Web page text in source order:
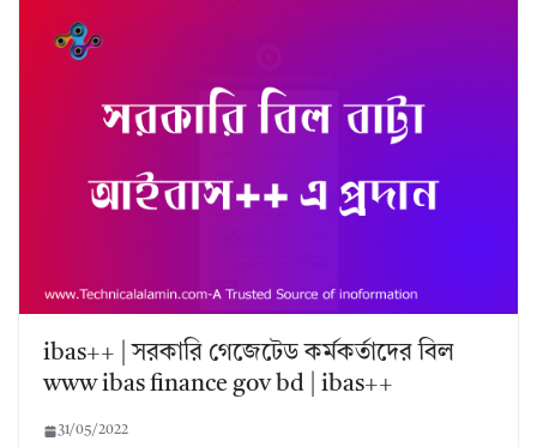
ibas++ | সরকারি গেজেটেড কর্মকর্তাদের বিল
www ibas finance gov bd | ibas++
31/05/2022